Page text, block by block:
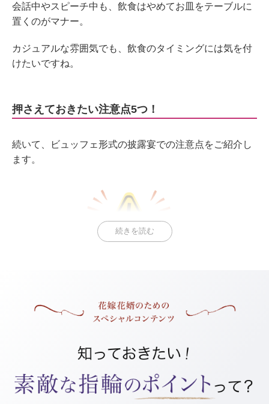
会話中やスピーチ中も、飲食はやめてお皿をテーブルに
置くのがマナー。
カジュアルな雰囲気でも、飲食のタイミングには気を付
けたいですね。
押さえておきたい注意点5つ！
続きを読む
続いて、ビュッフェ形式の披露宴での注意点をご紹介し
ます。
料理を取りに行っているうちに、つい食べることに必死
しかし、披露宴はレストランへ食事に来るのとは違いま
す。
ビュッフェ形式の披露宴では、自由に会場を移動しなが